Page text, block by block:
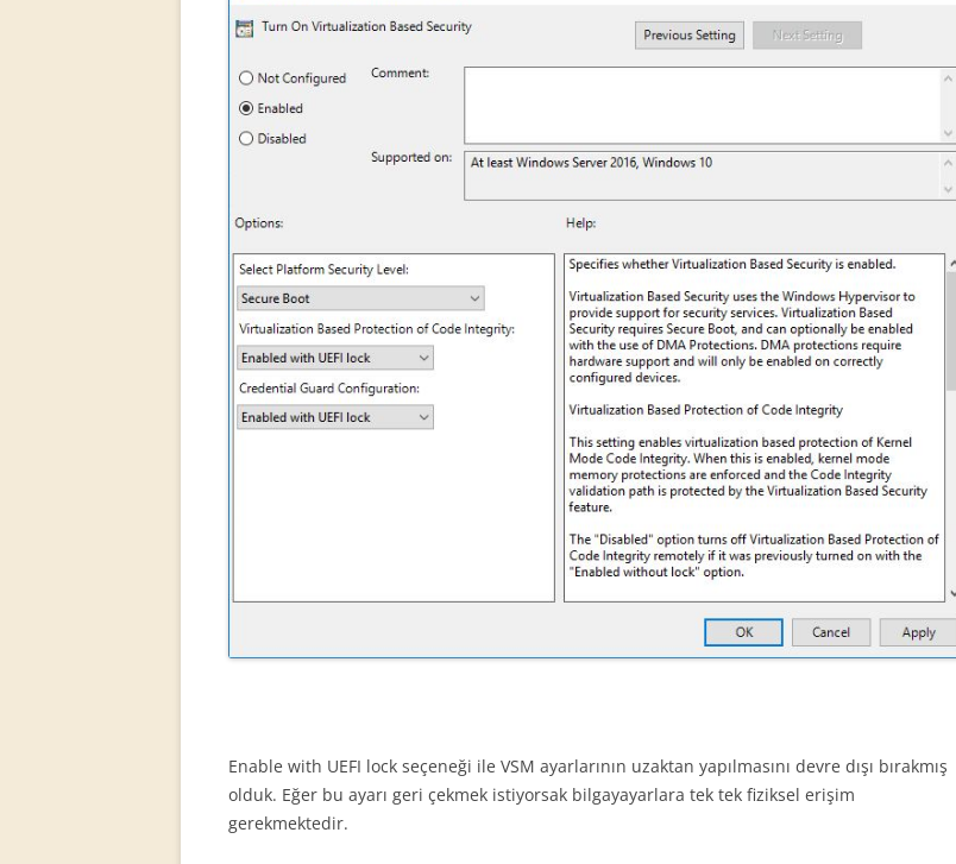
Enable with UEFI lock seçeneği ile VSM ayarlarının uzaktan yapılmasını devre dışı bırakmış
olduk. Eğer bu ayarı geri çekmek istiyorsak bilgayayarlara tek tek fiziksel erişim
gerekmektedir.